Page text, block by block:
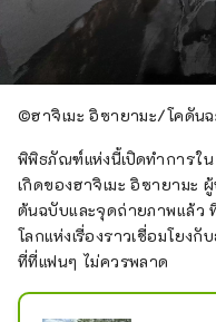
©︎ฮาจิเมะ อิซายามะ/โคดันฉ
พิพิธภัณฑ์แห่งนี้เปิดทำการใน
เกิดของฮาจิเมะ อิซายามะ
ต้นฉบับและจุดถ่ายภาพแล้ว
โลกแห่งเรื่องราวเชื่อมโยง
ที่ที่แฟนๆ ไม่ควรพลาด